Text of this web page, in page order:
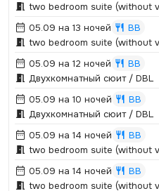
two bedroom suite (without
05.09 на 13 ночей
BB
two bedroom suite (without
05.09 на 12 ночей
BB
Двухкомнатный сюит / DBL
05.09 на 10 ночей
BB
Двухкомнатный сюит / DBL
05.09 на 14 ночей
BB
two bedroom suite (without
05.09 на 14 ночей
BB
two bedroom suite (without